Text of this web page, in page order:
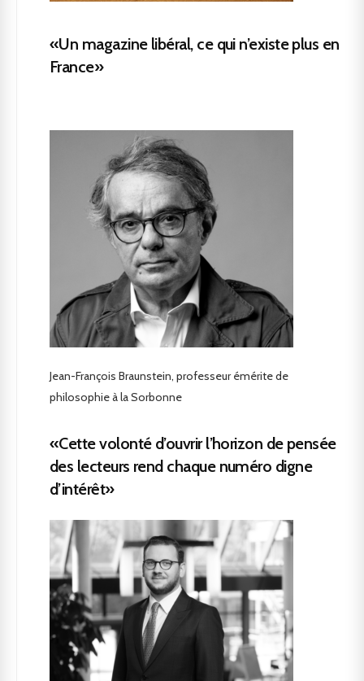
«Un magazine libéral, ce qui n’existe plus en
France»
Jean-François Braunstein, professeur émérite de
philosophie à la Sorbonne
«Cette volonté d’ouvrir l’horizon de pensée
des lecteurs rend chaque numéro digne
d’intérêt»